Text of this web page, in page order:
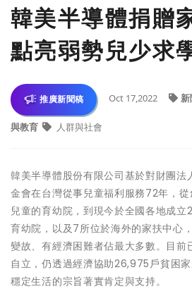
韓美半導體捐贈
點亮弱勢兒少求
推廣新聞稿 Oct 17,2022 新
與教育 人群與社會
韓美半導體股份有限公司基於對財團法
金會在台灣從事兒童福利服務72年，
兒童的育幼院，到現今於全國各地成立
育幼院，以及7所位於海外的家扶中心
變故、有經濟困難者佔最大多數。目
自立，仍透過經濟協助26,975戶貧困
穩定生活的宗旨著實肯定與支持。